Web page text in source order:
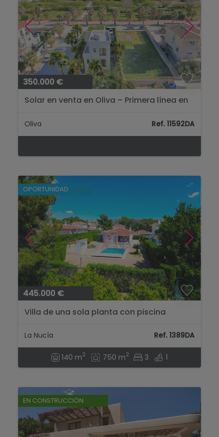
350.000 €
Solar en venta en Oliva – Primera línea en
Oliva Ref. 11592DA
OPORTUNIDAD
445.000 €
Villa de una sola planta con piscina
Nucía....
La Nucía Ref. 1389DA
140 m2 750 m2 3 1
EN CONSTRUCCIÓN